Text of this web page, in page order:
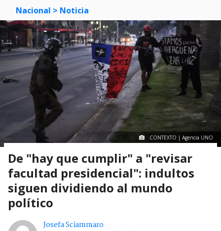
Nacional > Noticia
CONTEXTO | Agencia UNO
De "hay que cumplir" a "revisar
facultad presidencial": indultos
siguen dividiendo al mundo
político
Josefa Sciammaro